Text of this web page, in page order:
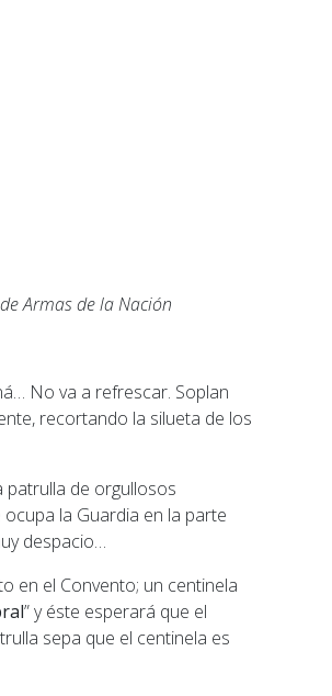
Armas de la Nación
No va a refrescar. Soplan
recortando la silueta de los
patrulla de orgullosos
la Guardia en la parte
despacio…
en el Convento; un centinela
” y éste esperará que el
sepa que el centinela es